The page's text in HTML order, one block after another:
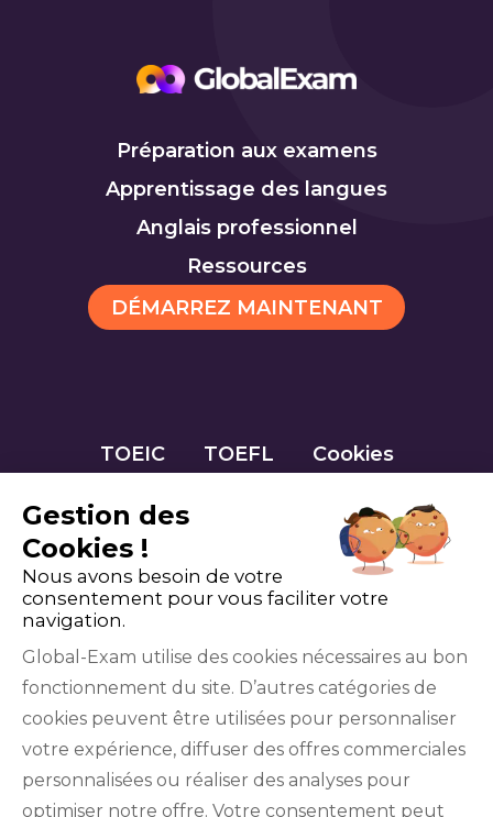
Préparation aux examens
Apprentissage des langues
Anglais professionnel
Ressources
DÉMARREZ MAINTENANT
TOEIC TOEFL Cookies
YouTube
Gestion des
Cookies !
Nous avons besoin de votre
consentement pour vous faciliter votre
navigation.
Global-Exam utilise des cookies nécessaires au bon
fonctionnement du site. D’autres catégories de
cookies peuvent être utilisées pour personnaliser
votre expérience, diffuser des offres commerciales
personnalisées ou réaliser des analyses pour
optimiser notre offre. Votre consentement peut